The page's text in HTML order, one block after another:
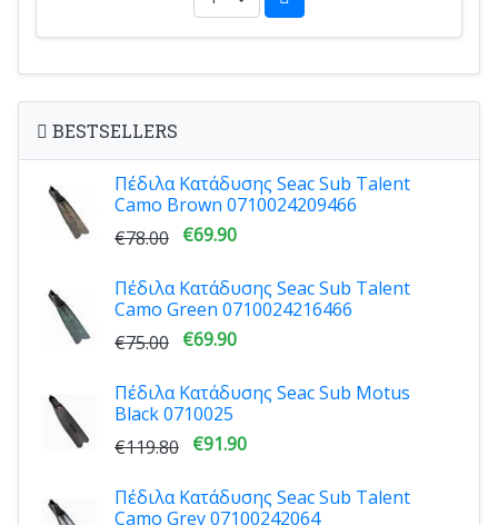
BESTSELLERS
Πέδιλα Κατάδυσης Seac Sub Talent
Camo Brown 0710024209466
€78.00 €69.90
Πέδιλα Κατάδυσης Seac Sub Talent
Camo Green 0710024216466
€75.00 €69.90
Πέδιλα Κατάδυσης Seac Sub Motus
Black 0710025
€119.80 €91.90
Πέδιλα Κατάδυσης Seac Sub Talent
Camo Grey 07100242064